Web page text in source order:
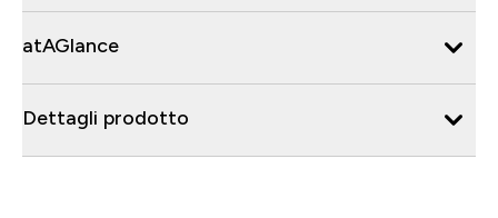
atAGlance
Dettagli prodotto